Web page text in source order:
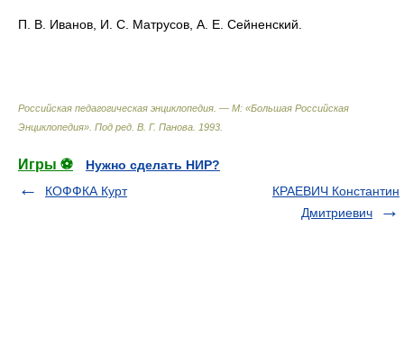
П. В. Иванов, И. С. Матрусов, А. Е. Сейненский.
Российская педагогическая энциклопедия. — М: «Большая Российская
Энциклопедия» Под ред. В. Г. Панова 1993
Игры ⚽
Нужно сделать НИР?
КОФФКА Курт
КРАЕВИЧ Константин
Дмитриевич